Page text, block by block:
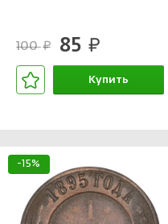
100руб. 85 руб.
Купить
-15%